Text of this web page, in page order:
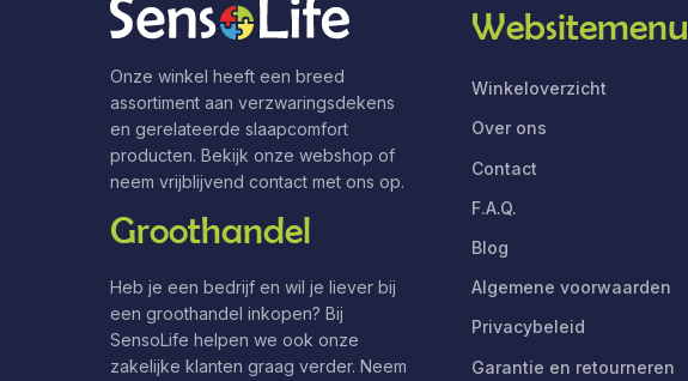
Onze winkel heeft een breed
assortiment aan verzwaringsdekens
en gerelateerde slaapcomfort
producten. Bekijk onze webshop of
neem vrijblijvend contact met ons op.
Groothandel
Heb je een bedrijf en wil je liever bij
een groothandel inkopen? Bij
SensoLife helpen we ook onze
zakelijke klanten graag verder. Neem
Websitemenu
Winkeloverzicht
Over ons
Contact
F.A.Q.
Blog
Algemene voorwaarden
Privacybeleid
Garantie en retourneren